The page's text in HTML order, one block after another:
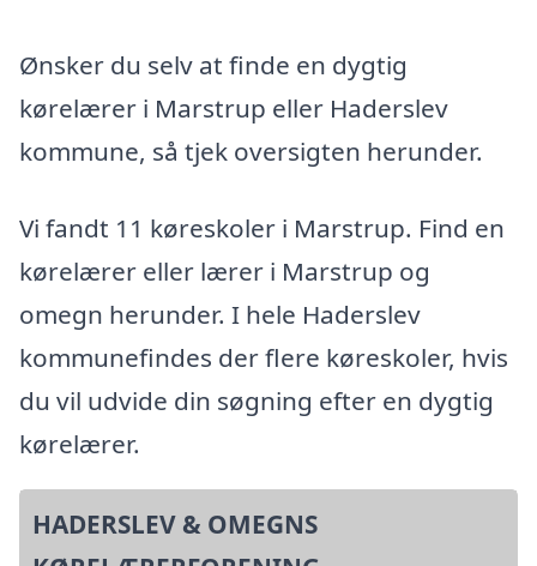
Ønsker du selv at finde en dygtig
kørelærer i Marstrup eller Haderslev
kommune, så tjek oversigten herunder.
Vi fandt 11 køreskoler i Marstrup. Find en
kørelærer eller lærer i Marstrup og
omegn herunder. I hele Haderslev
kommunefindes der flere køreskoler, hvis
du vil udvide din søgning efter en dygtig
kørelærer.
HADERSLEV & OMEGNS